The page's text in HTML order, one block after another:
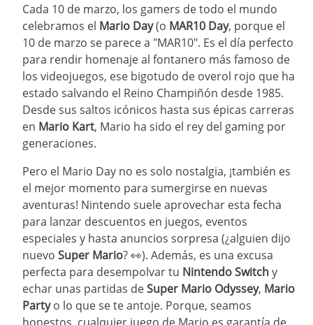
Cada 10 de marzo, los gamers de todo el mundo
celebramos el Mario Day(o MAR10 Day, porque el
10 de marzo se parece a "MAR10". Es el día perfecto
para rendir homenaje al fontanero más famoso de
los videojuegos, ese bigotudo de overol rojo que ha
estado salvando el Reino Champiñón desde 1985.
Desde sus saltos icónicos hasta sus épicas carreras
en Mario Kart, Mario ha sido el rey del gaming por
generaciones.
Pero el Mario Day no es solo nostalgia, ¡también es
el mejor momento para sumergirse en nuevas
aventuras! Nintendo suele aprovechar esta fecha
para lanzar descuentos en juegos, eventos
especiales y hasta anuncios sorpresa (¿alguien dijo
nuevo Super Mario? 👀). Además, es una excusa
perfecta para desempolvar tu Nintendo Switchy
echar unas partidas deSuper Mario Odyssey, Mario
Partyo lo que se te antoje. Porque, seamos
honestos, cualquier juego de Mario es garantía de
4.
madonna
5.
ariana grande
6.
importados
7
bts
8.
manga
9.
bocinas
10. taylor swift